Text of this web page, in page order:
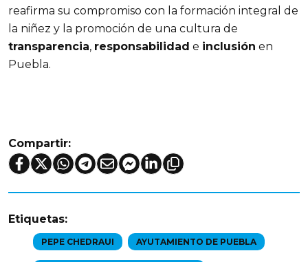
reafirma su compromiso con la formación integral de
transparencia, responsabilidad e inclusión en
Puebla.
Compartir:
Etiquetas:
PEPE CHEDRAUI AYUTAMIENTO DE PUEBLA